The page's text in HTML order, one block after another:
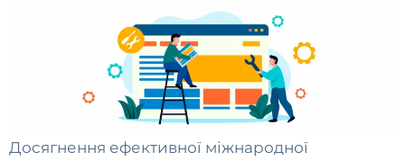
Досягнення ефективної міжнародної